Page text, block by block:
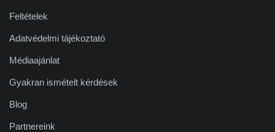
Feltételek
Adatvédelmi tájékoztató
Médiaajánlat
Gyakran ismételt kérdések
Blog
Partnereink